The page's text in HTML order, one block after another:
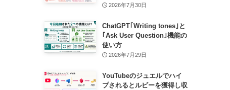
2026年7月30日
ChatGPT｢Writing tones｣と
｢Ask User Question｣機能の
使い方
2026年7月29日
YouTubeのジュエルでハイ
プされるとルビーを獲得し収